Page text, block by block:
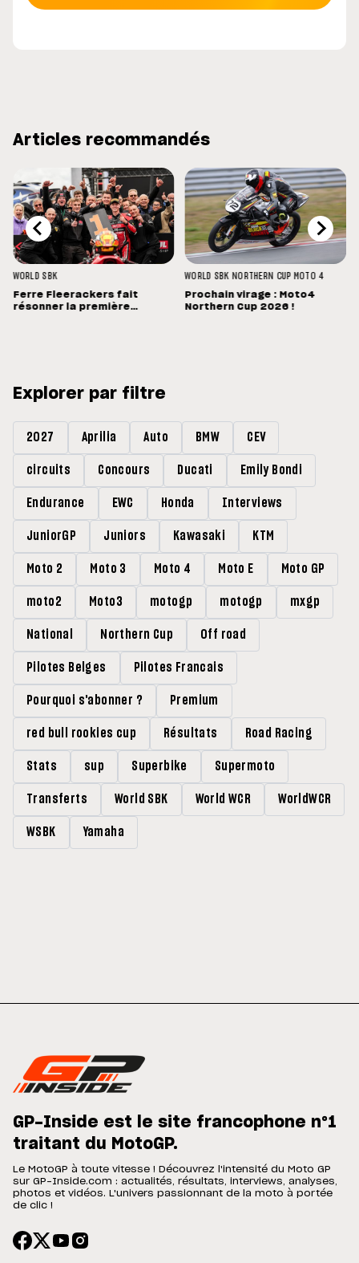
Articles recommandés
WORLD SBK
Ferre Fleerackers fait
résonner la première
WORLD SBK NORTHERN CUP MOTO 4
Prochain virage : Moto4
Northern Cup 2026 !
Explorer par filtre
2027 Aprilia Auto BMW CEV
circuits Concours Ducati Emily Bondi
Endurance EWC Honda Interviews
JuniorGP Juniors Kawasaki KTM
Moto 2 Moto 3 Moto 4 Moto E Moto GP
moto2 Moto3 motogp motogp mxgp
National Northern Cup Off road
Pilotes Belges Pilotes Francais
Pourquoi s'abonner ? Premium
red bull rookies cup Résultats Road Racing
Stats sup Superbike Supermoto
Transferts World SBK World WCR WorldWCR
WSBK Yamaha
GP-Inside est le site francophone n°1
traitant du MotoGP.
Le MotoGP à toute vitesse ! Découvrez l'intensité du Moto GP
sur GP-Inside.com : actualités, résultats, interviews, analyses,
photos et vidéos. L'univers passionnant de la moto à portée
de clic !